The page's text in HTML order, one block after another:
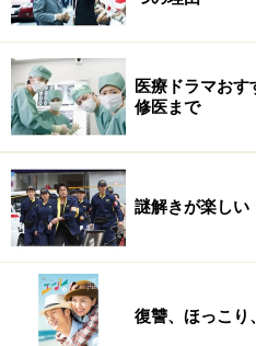
医療ドラマお
修医まで
謎解きが楽しい
復讐、ほっこり